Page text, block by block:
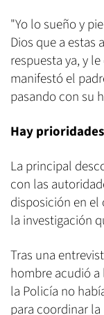
"Yo lo sueño y
Dios que a estas
respuesta ya, y
manifestó el
pasando con su
Hay
La principal
con las
disposición en el
la investigación
Tras una
hombre acudió
la Policía no
para coordinar